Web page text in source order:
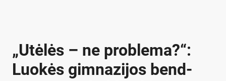
„Utė­lės – ne pro­ble­ma?“:
Luo­kės gim­na­zi­jos bend­